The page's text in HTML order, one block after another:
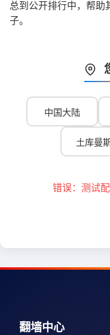
总到公开排行中，帮助
子。
中国大陆
土库曼
错误：测试
翻墙中心